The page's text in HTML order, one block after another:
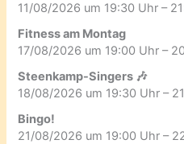
11/08/2026 um 19:30 Uhr –
Fitness am Montag
17/08/2026 um 19:00 Uhr –
Steenkamp-Singers 🎶
18/08/2026 um 19:30 Uhr –
Bingo!
21/08/2026 um 19:00 Uhr –